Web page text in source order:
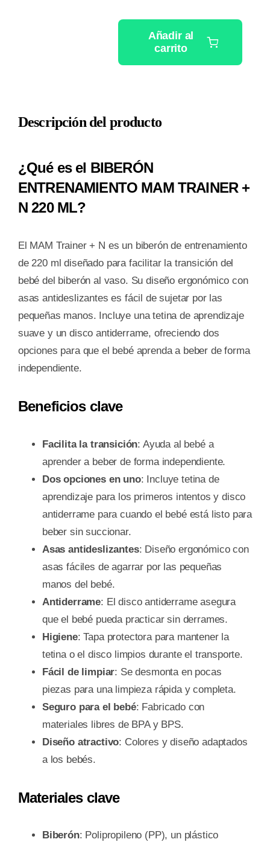
ENTRENAMIENTO
+
ML
cantidad
Añadir al
carrito
Descripción del producto
¿Qué es el BIBERÓN
ENTRENAMIENTO MAM TRAINER +
N 220 ML?
El MAM Trainer + N es un biberón de entrenamiento
de 220 ml diseñado para facilitar la transición del
bebé del biberón al vaso. Su diseño ergonómico con
asas antideslizantes es fácil de sujetar por las
pequeñas manos. Incluye una tetina de aprendizaje
suave y un disco antiderrame, ofreciendo dos
opciones para que el bebé aprenda a beber de forma
independiente.
Beneficios clave
Facilita la transición: Ayuda al bebé a
aprender a beber de forma independiente.
Dos opciones en uno: Incluye tetina de
aprendizaje para los primeros intentos y disco
antiderrame para cuando el bebé está listo para
beber sin succionar.
Asas antideslizantes: Diseño ergonómico con
asas fáciles de agarrar por las pequeñas
manos del bebé.
Antiderrame: El disco antiderrame asegura
que el bebé pueda practicar sin derrames.
Higiene: Tapa protectora para mantener la
tetina o el disco limpios durante el transporte.
Fácil de limpiar: Se desmonta en pocas
piezas para una limpieza rápida y completa.
Seguro para el bebé: Fabricado con
materiales libres de BPA y BPS.
Diseño atractivo: Colores y diseño adaptados
a los bebés.
Materiales clave
Biberón: Polipropileno (PP), un plástico